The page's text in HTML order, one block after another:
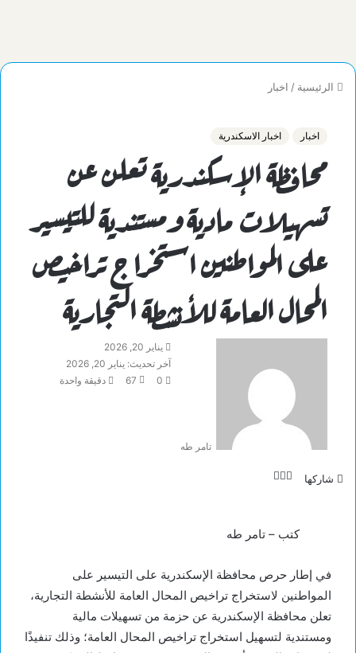
الرئيسية / اخبار
اخبار اخبار الاسكندرية
محافظة الإسكندرية تعلن عن
تسهيلات مادية ومستندية للتيسير
على المواطنين استخراج تراخيص
المحال العامة للأنشطة التجارية
تامر طه
يناير 20, 2026
آخر تحديث: يناير 20, 2026
0
67 دقيقة واحدة
شاركها
كتب – تامر طه
في إطار حرص محافظة الإسكندرية على التيسير على
المواطنين لاستخراج تراخيص المحال العامة للأنشطة التجارية،
تعلن محافظة الإسكندرية عن حزمة من تسهيلات مالية
ومستندية لتسهيل استخراج تراخيص المحال العامة؛ وذلك تنفيذًا